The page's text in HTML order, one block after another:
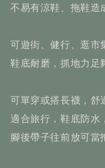
不易有涼鞋、拖鞋造
可遊街、健行、逛市
鞋底耐磨，抓地力足
可單穿或搭長襪，舒
適合旅行，鞋底防水
腳後帶子往前放可